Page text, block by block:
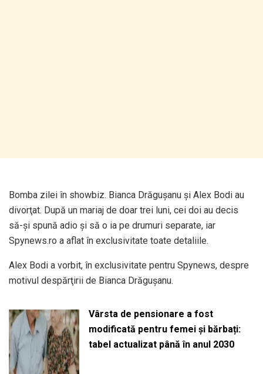
Bomba zilei în showbiz. Bianca Drăguşanu şi Alex Bodi au
divorţat. După un mariaj de doar trei luni, cei doi au decis
să-şi spună adio şi să o ia pe drumuri separate, iar
Spynews.ro a aflat în exclusivitate toate detaliile.
Alex Bodi a vorbit, în exclusivitate pentru Spynews, despre
motivul despărţirii de Bianca Drăguşanu.
Vârsta de pensionare a fost
modificată pentru femei și bărbați:
tabel actualizat până în anul 2030